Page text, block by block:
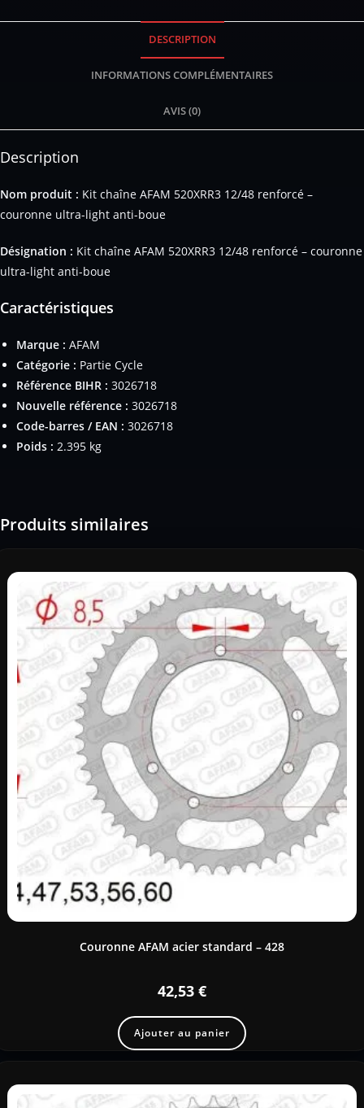
DESCRIPTION
INFORMATIONS COMPLÉMENTAIRES
AVIS (0)
Description
Nom produit : Kit chaîne AFAM 520XRR3 12/48 renforcé –
couronne ultra-light anti-boue
Désignation : Kit chaîne AFAM 520XRR3 12/48 renforcé – couronne
ultra-light anti-boue
Caractéristiques
Marque : AFAM
Catégorie : Partie Cycle
Référence BIHR : 3026718
Nouvelle référence : 3026718
Code-barres / EAN : 3026718
Poids : 2.395 kg
Produits similaires
Couronne AFAM acier standard – 428
42,53 €
Ajouter au panier